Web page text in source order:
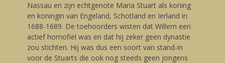
Nassau en zijn echtgenote Maria Stuart als koning
en koningin van Engeland, Schotland en Ierland in
1688-1689. De toehoorders wisten dat Willem een
actief homofiel was en dat hij zeker geen dynastie
zou stichten. Hij was dus een soort van stand-in
voor de Stuarts die ook nog steeds geen jongens